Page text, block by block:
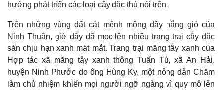
hướng phát triển các loại cây đặc thù nói trên.
Trên những vùng đất cát mênh mông đầy nắng gió của
Ninh Thuận, giờ đây đã mọc lên nhiều trang trại cây đặc
sản chịu hạn xanh mát mắt. Trang trại măng tây xanh của
Hợp tác xã măng tây xanh thông Tuấn Tú, xã An Hải,
huyện Ninh Phước do ông Hùng Ky, một nông dân Chăm
làm chủ nhiệm khiến mọi người ngỡ ngàng vì quy mô lên